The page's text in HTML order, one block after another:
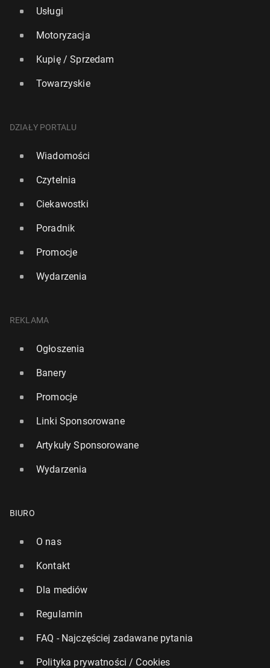
Usługi
Motoryzacja
Kupię / Sprzedam
Towarzyskie
DZIAŁY PORTALU
Wiadomości
Czytelnia
Ciekawostki
Poradnik
Promocje
Wydarzenia
REKLAMA
Ogłoszenia
Banery
Promocje
Linki Sponsorowane
Artykuły Sponsorowane
Wydarzenia
BIURO
O nas
Kontakt
Dla mediów
Regulamin
FAQ - Najczęściej zadawane pytania
Polityka prywatności / Cookies